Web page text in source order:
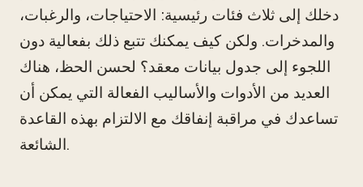
دخلك إلى ثلاث فئات رئيسية: الاحتياجات، والرغبات،
والمدخرات. ولكن كيف يمكنك تتبع ذلك بفعالية دون
اللجوء إلى جدول بيانات معقد؟ لحسن الحظ، هناك
العديد من الأدوات والأساليب الفعالة التي يمكن أن
تساعدك في مراقبة إنفاقك مع الالتزام بهذه القاعدة
الشائعة.